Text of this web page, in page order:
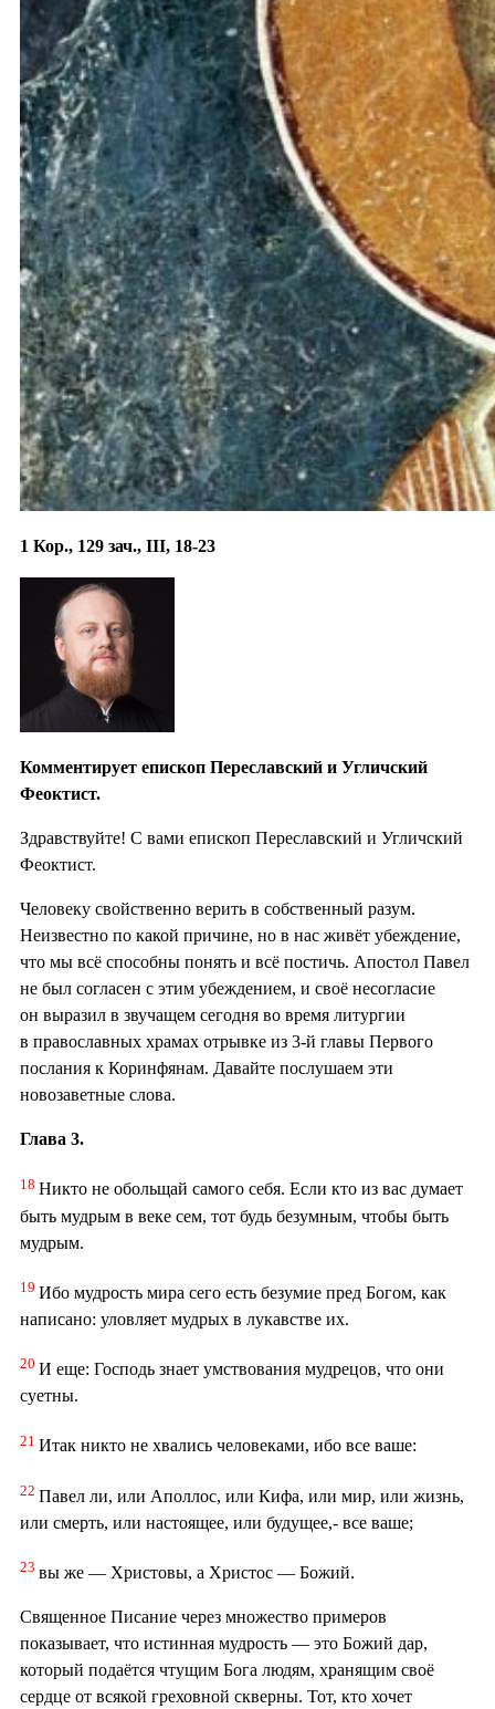
1 Кор., 129 зач., III, 18-23
Комментирует епископ Переславский и Угличский
Феоктист.
Здравствуйте! С вами епископ Переславский и Угличский
Феоктист.
Человеку свойственно верить в собственный разум.
Неизвестно по какой причине, но в нас живёт убеждение,
что мы всё способны понять и всё постичь. Апостол Павел
не был согласен с этим убеждением, и своё несогласие
он выразил в звучащем сегодня во время литургии
в православных храмах отрывке из 3-й главы Первого
послания к Коринфянам. Давайте послушаем эти
новозаветные слова.
Глава 3.
18 Никто не обольщай самого себя. Если кто из вас думает
быть мудрым в веке сем, тот будь безумным, чтобы быть
мудрым.
19 Ибо мудрость мира сего есть безумие пред Богом, как
написано: уловляет мудрых в лукавстве их.
20 И еще: Господь знает умствования мудрецов, что они
суетны.
21 Итак никто не хвались человеками, ибо все ваше:
22 Павел ли, или Аполлос, или Кифа, или мир, или жизнь,
или смерть, или настоящее, или будущее,- все ваше;
23 вы же — Христовы, а Христос — Божий.
Священное Писание через множество примеров
показывает, что истинная мудрость — это Божий дар,
который подаётся чтущим Бога людям, хранящим своё
сердце от всякой греховной скверны. Тот, кто хочет